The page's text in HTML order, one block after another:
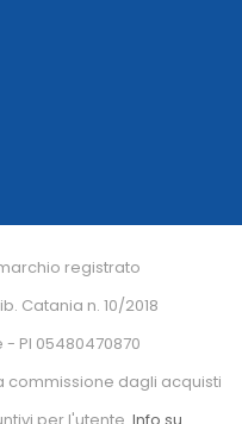
registrato
Catania n. 10/2018
- PI 05480470870
commissione dagli acquisti
per l'utente. Info su